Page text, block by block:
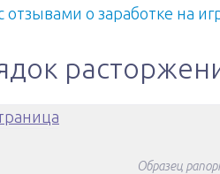
отзывами о заработке на
Образец